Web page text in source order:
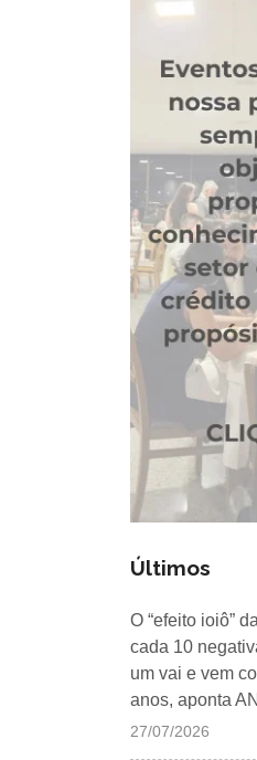
Últimos
O “efeito ioiô”
cada 10
um vai e vem
anos, aponta
27/07/2026